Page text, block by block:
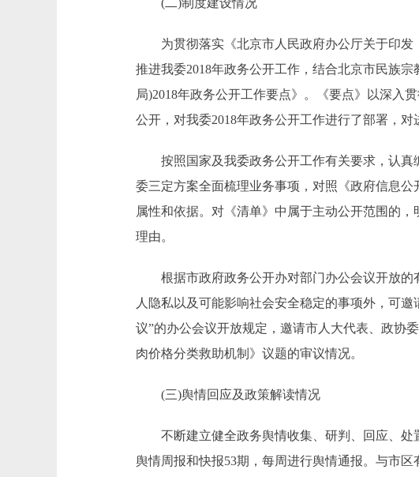
(二)制度建设情况
为贯彻落实《北京市人民政府办公厅关于印发
推进我委2018年政务公开工作，结合北京市民族
局)2018年政务公开工作要点》。《要点》以深入
公开，对我委2018年政务公开工作进行了部署，
按照国家及我委政务公开工作有关要求，认真
委三定方案全面梳理业务事项，对照《政府信息
属性和依据。对《清单》中属于主动公开范围的
理由。
根据市政府政务公开办对部门办公会议开放的
人隐私以及可能影响社会安全稳定的事项外，可
议”的办公会议开放规定，邀请市人大代表、政协
肉价格分类救助机制》议题的审议情况。
(三)舆情回应及政策解读情况
不断建立健全政务舆情收集、研判、回应、处
舆情周报和快报53期，每周进行舆情通报。与市